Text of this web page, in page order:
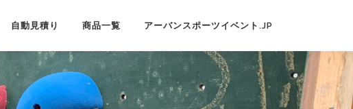
自動見積り 商品一覧 アーバンスポーツイベント.JP